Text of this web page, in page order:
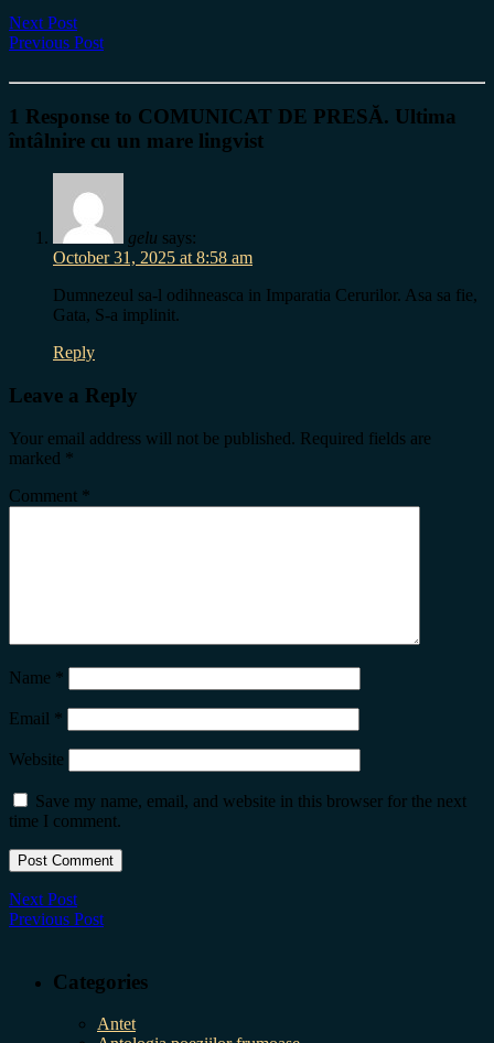
Next Post
Previous Post
1 Response to COMUNICAT DE PRESĂ. Ultima
întâlnire cu un mare lingvist
gelu says:
October 31, 2025 at 8:58 am
Dumnezeul sa-l odihneasca in Imparatia Cerurilor. Asa sa fie,
Gata, S-a implinit.
Reply
Leave a Reply
Your email address will not be published. Required fields are
marked *
Comment *
Name *
Email *
Website
Save my name, email, and website in this browser for the next
time I comment.
Next Post
Previous Post
Categories
Antet